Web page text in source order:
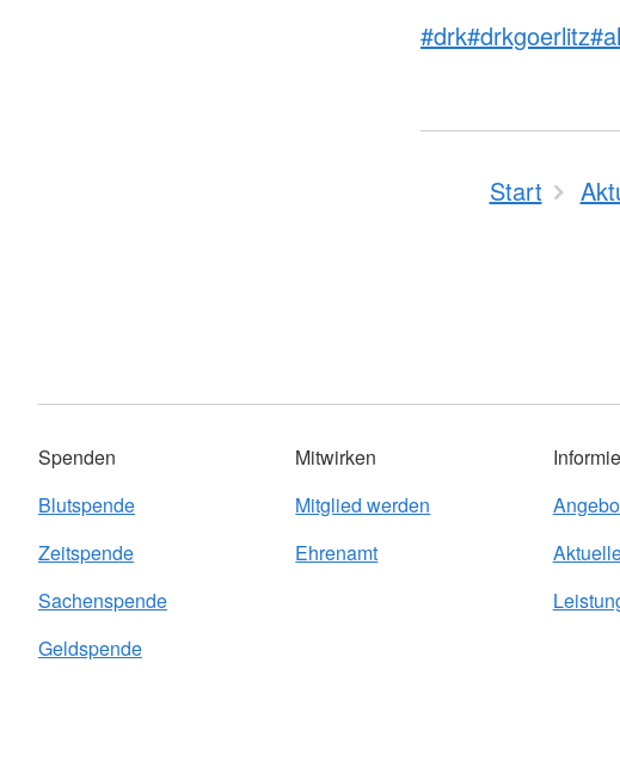
#drk#drkgoerlitz
Start
Spenden
Blutspende
Zeitspende
Sachenspende
Geldspende
Mitwirken
Mitglied werden
Ehrenamt